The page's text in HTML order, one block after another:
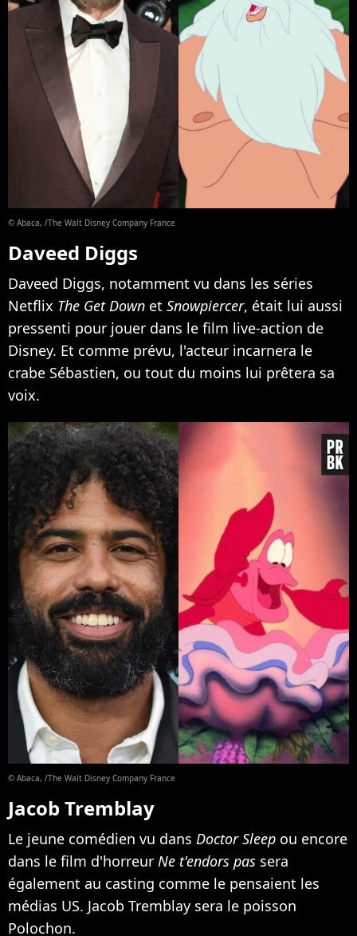
© Abaca, /The Walt Disney Company France
Daveed Diggs
Daveed Diggs, notamment vu dans les séries
Netflix The Get Down et Snowpiercer, était lui aussi
pressenti pour jouer dans le film live-action de
Disney. Et comme prévu, l'acteur incarnera le
crabe Sébastien, ou tout du moins lui prêtera sa
voix.
© Abaca, /The Walt Disney Company France
Jacob Tremblay
Le jeune comédien vu dans Doctor Sleep ou encore
dans le film d'horreur Ne t'endors pas sera
également au casting comme le pensaient les
médias US. Jacob Tremblay sera le poisson
Polochon.